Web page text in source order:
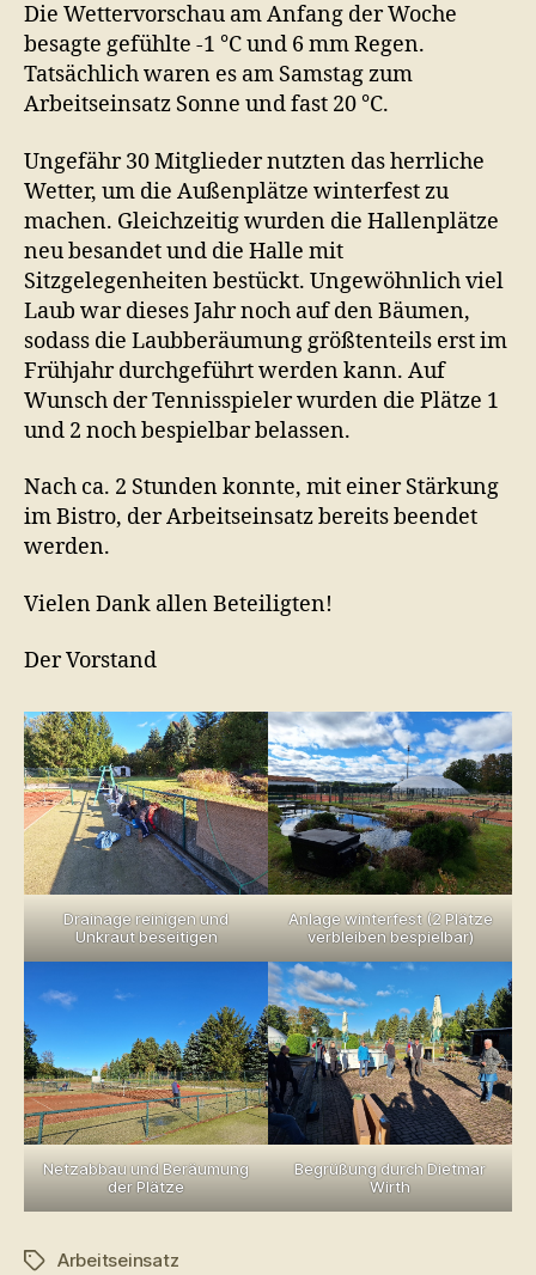
Die Wettervorschau am Anfang der Woche
besagte gefühlte -1 °C und 6 mm Regen.
Tatsächlich waren es am Samstag zum
Arbeitseinsatz Sonne und fast 20 °C.
Ungefähr 30 Mitglieder nutzten das herrliche
Wetter, um die Außenplätze winterfest zu
machen. Gleichzeitig wurden die Hallenplätze
neu besandet und die Halle mit
Sitzgelegenheiten bestückt. Ungewöhnlich viel
Laub war dieses Jahr noch auf den Bäumen,
sodass die Laubberäumung größtenteils erst im
Frühjahr durchgeführt werden kann. Auf
Wunsch der Tennisspieler wurden die Plätze 1
und 2 noch bespielbar belassen.
Nach ca. 2 Stunden konnte, mit einer Stärkung
im Bistro, der Arbeitseinsatz bereits beendet
werden.
Vielen Dank allen Beteiligten!
Der Vorstand
Drainage reinigen und
Unkraut beseitigen
Anlage winterfest (2 Plätze
verbleiben bespielbar)
Netzabbau und Beräumung
der Plätze
Begrüßung durch Dietmar
Wirth
Schlagwörter
Arbeitseinsatz